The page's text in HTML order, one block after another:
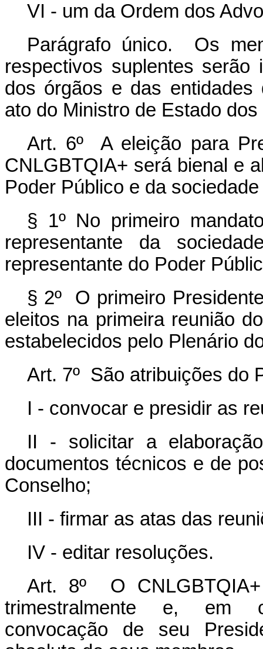
VI - um da Ordem dos
Parágrafo único. Os
respectivos suplentes serão
dos órgãos e das entidades
ato do Ministro de Estado
Art. 6º A eleição para
CNLGBTQIA+ será bienal e
Poder Público e da
§ 1º No primeiro
representante da
representante do Poder
§ 2º O primeiro
eleitos na primeira reunião
estabelecidos pelo Plenário
Art. 7º São atribuições do
I - convocar e presidir as
II - solicitar a
documentos técnicos e de
Conselho;
III - firmar as atas das
IV - editar resoluções.
Art. 8º O
trimestralmente e, em
convocação de seu